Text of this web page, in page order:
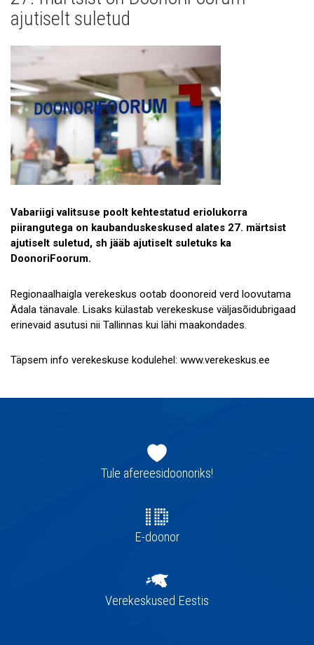
Galerii
Koostöö
Tule tööle!
Tule ekskursioonile!
Andmekaitse
ajutiselt suletud
Vabariigi valitsuse poolt kehtestatud eriolukorra
piirangutega on kaubanduskeskused alates 27. märtsist
ajutiselt suletud, sh jääb ajutiselt suletuks ka
DoonoriFoorum.
Regionaalhaigla verekeskus ootab doonoreid verd loovutama
Ädala tänavale. Lisaks külastab verekeskuse väljasõidubrigaad
erinevaid asutusi nii Tallinnas kui lähi maakondades.
Täpsem info verekeskuse kodulehel: www.verekeskus.ee
navigatsioonTule afereesidoonoriks!
E-doonor
Verekeskused Eestis